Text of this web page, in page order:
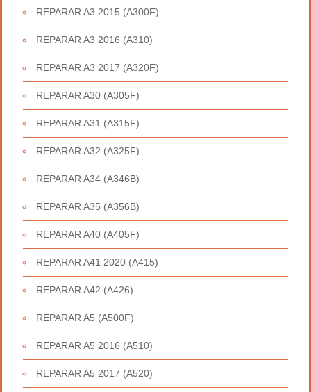
REPARAR A3 2015 (A300F)
REPARAR A3 2016 (A310)
REPARAR A3 2017 (A320F)
REPARAR A30 (A305F)
REPARAR A31 (A315F)
REPARAR A32 (A325F)
REPARAR A34 (A346B)
REPARAR A35 (A356B)
REPARAR A40 (A405F)
REPARAR A41 2020 (A415)
REPARAR A42 (A426)
REPARAR A5 (A500F)
REPARAR A5 2016 (A510)
REPARAR A5 2017 (A520)